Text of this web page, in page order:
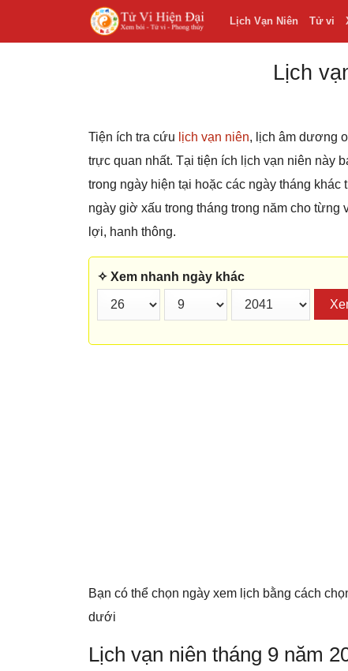
Lịch Vạn Niên Tử vi
Lịch
Tiện ích tra cứu lịch vạn niên, lịch âm dương
trực quan nhất. Tại tiện ích lịch vạn niên này
trong ngày hiện tại hoặc các ngày tháng
ngày giờ xấu trong tháng trong năm cho
lợi, hanh thông.
✧ Xem nhanh ngày khác
Bạn có thể chọn ngày xem lịch bằng cách
dưới
Lịch vạn niên tháng 9 năm